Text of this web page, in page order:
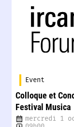
Event
Colloque et
Festival Musica
mercredi 1